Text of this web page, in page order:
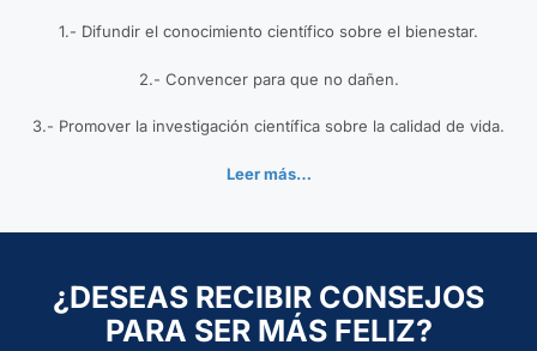
1.- Difundir el conocimiento científico sobre el bienestar.
2.- Convencer para que no dañen.
3.- Promover la investigación científica sobre la calidad de vida.
Leer más…
¿DESEAS RECIBIR CONSEJOS
PARA SER MÁS FELIZ?